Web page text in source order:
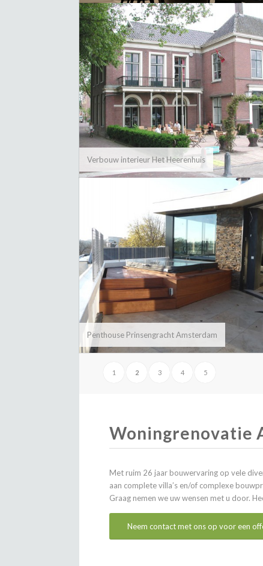
Verbouw interieur Het Heerenhuis
Penthouse Prinsengracht Amsterdam
1 2 3 4 5
Woningrenovatie
Met ruim 26 jaar bouwervaring op vele
aan complete villa’s en/of complexe
Graag nemen we uw wensen met u door.
Neem contact met ons op voor een